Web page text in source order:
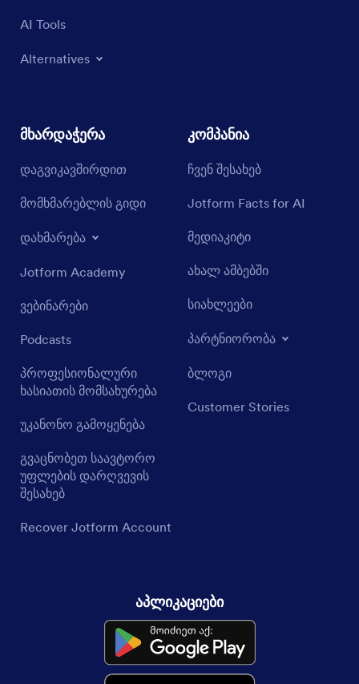
AI Tools
Alternatives
მხარდაჭერა
დაგვიკავშირდით
მომხმარებლის გიდი
დახმარება
Jotform Academy
ვებინარები
Podcasts
პროფესიონალური
ხასიათის მომსახურება
უკანონო გამოყენება
გვაცნობეთ საავტორო
უფლების დარღვევის
შესახებ
Recover Jotform Account
კომპანია
ჩვენ შესახებ
Jotform Facts for AI
მედიაკიტი
ახალ ამბებში
სიახლეები
პარტნიორობა
ბლოგი
Customer Stories
აპლიკაციები